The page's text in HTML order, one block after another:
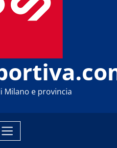
Milano e provincia